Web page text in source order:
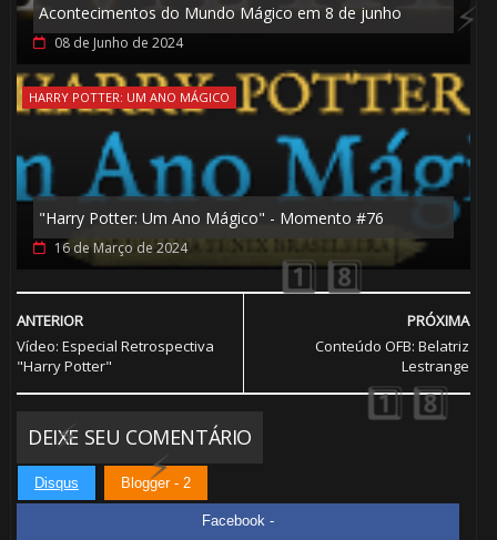
Acontecimentos do Mundo Mágico em 8 de junho
08 de Junho de 2024
HARRY POTTER: UM ANO MÁGICO
"Harry Potter: Um Ano Mágico" - Momento #76
16 de Março de 2024
PRÓXIMA
Conteúdo OFB: Belatriz
Lestrange
ANTERIOR
Vídeo: Especial Retrospectiva
"Harry Potter"
DEIXE SEU COMENTÁRIO
Disqus Blogger - 2
Facebook -
1️⃣ 8️⃣
⚡
1️⃣ 8️⃣ 🎈
1️⃣ 8️⃣